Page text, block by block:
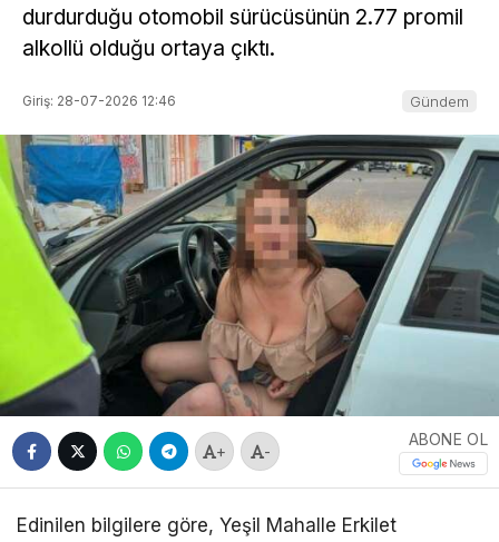
durdurduğu otomobil sürücüsünün 2.77 promil
alkollü olduğu ortaya çıktı.
Giriş: 28-07-2026 12:46 Gündem
+ -
ABONE OL
Edinilen bilgilere göre, Yeşil Mahalle Erkilet